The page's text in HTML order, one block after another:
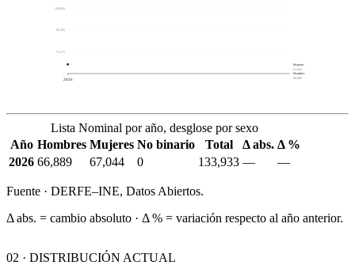
76,275
92,366
108,456
2026
Mujeres
67,044
Hombres
66,889
Lista Nominal por año, desglose por sexo
Año Hombres Mujeres No binario Total Δ abs. Δ %
2026 66,889 67,044 0 133,933 — —
Fuente · DERFE–INE, Datos Abiertos.
Δ abs. = cambio absoluto · Δ % = variación respecto al año anterior.
02 · DISTRIBUCIÓN ACTUAL